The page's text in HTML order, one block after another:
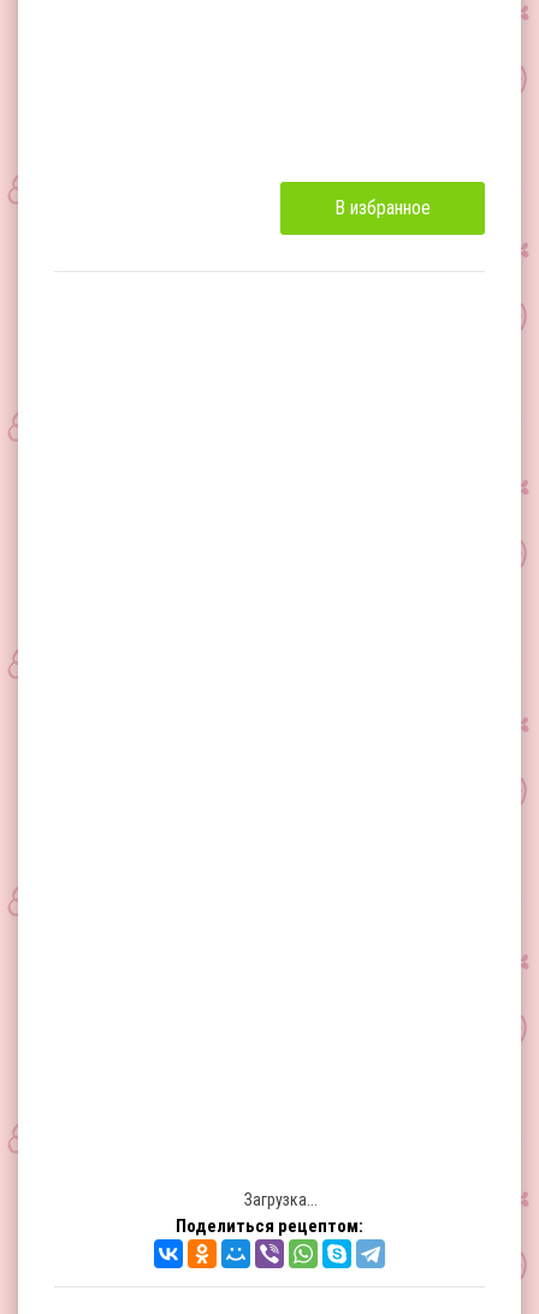
В избранное
Загрузка...
Поделиться рецептом: